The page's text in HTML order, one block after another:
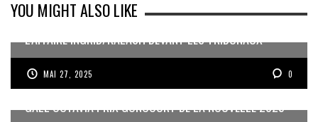
YOU MIGHT ALSO LIKE
L’AFFAIRE INGRID/KALASH DEVANT LES TRIBUNAUX
MAI 27, 2025 0
GAËL OCTAVIA PRIX GONCOURT DE LA NOUVELLE 2025